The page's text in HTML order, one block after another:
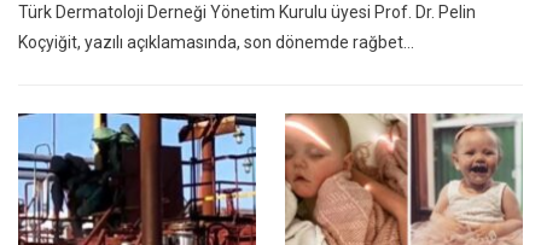
Türk Dermatoloji Derneği Yönetim Kurulu üyesi Prof. Dr. Pelin
Koçyiğit, yazılı açıklamasında, son dönemde rağbet…